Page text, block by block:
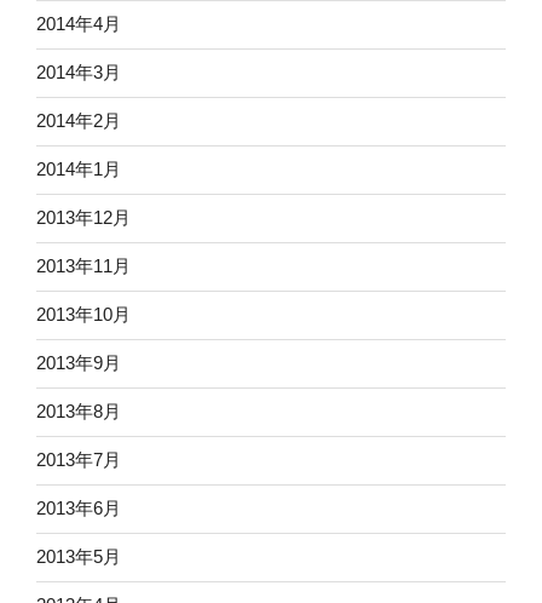
2014年4月
2014年3月
2014年2月
2014年1月
2013年12月
2013年11月
2013年10月
2013年9月
2013年8月
2013年7月
2013年6月
2013年5月